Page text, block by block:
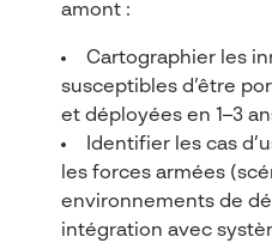
amont :​
Cartographier les
susceptibles d’être
et déployées en 1–3
Identifier les cas
les forces armées
environnements de
intégration avec